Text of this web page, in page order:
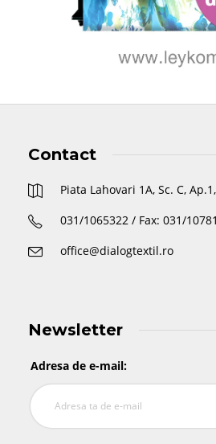
Contact
Piata Lahovari 1A, Sc. C,
031/1065322 / Fax: 031/
office@dialogtextil.ro
Newsletter
Adresa de e-mail: